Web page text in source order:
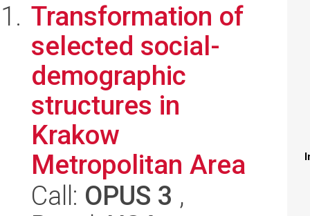
Transformation of
selected social-
demographic
structures in
Krakow
Metropolitan Area
Call: OPUS 3 ,